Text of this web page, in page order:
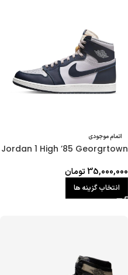
اتمام موجودی
Jordan 1 High ’85 Georgrtown
35,000,000تومان
انتخاب گزینه ها